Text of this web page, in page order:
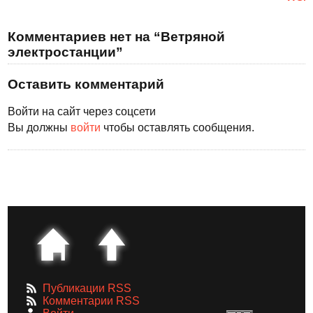
Комментариев нет на “Ветряной
электростанции”
Оставить комментарий
Войти на сайт через соцсети
Вы должны войти чтобы оставлять сообщения.
Публикации RSS
Комментарии RSS